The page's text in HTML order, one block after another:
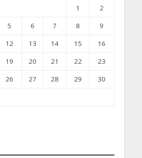
1
2
5 6 7 8
9
12 13 14 15
16
19 20 21 22
23
26 27 28 29
30